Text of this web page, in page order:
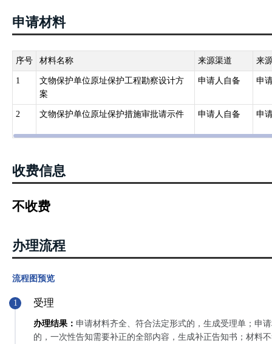
申请材料
序号 材料名称 来源渠道 来
1
文物保护单位原址保护工程勘察设计方
案
申请人自备 申
2 文物保护单位原址保护措施审批请示件 申请人自备 申
收费信息
不收费
办理流程
流程图预览
1 受理
办理结果： 申请材料齐全、符合法定形式的，生成受理单；申
的，一次性告知需要补正的全部内容，生成补正告知书；材料